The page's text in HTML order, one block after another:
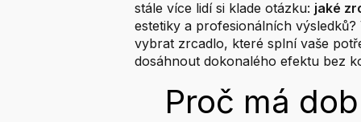
stále více lidí si klade otázku: jaké
estetiky a profesionálních
vybrat zrcadlo, které splní vaše
dosáhnout dokonalého efektu bez
Proč má